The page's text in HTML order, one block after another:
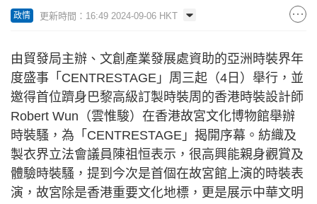
政情 更新時間：16:49 2024-09-06 HKT
由貿發局主辦、文創產業發展處資助的亞洲時裝界年
度盛事「CENTRESTAGE」周三起（4日）舉行，並
邀得首位躋身巴黎高級訂製時裝周的香港時裝設計師
Robert Wun（雲惟駿）在香港故宮文化博物館舉辦
時裝騷，為「CENTRESTAGE」揭開序幕。紡織及
製衣界立法會議員陳祖恒表示，很高興能親身觀賞及
體驗時裝騷，提到今次是首個在故宮館上演的時裝表
演，故宮除是香港重要文化地標，更是展示中華文明